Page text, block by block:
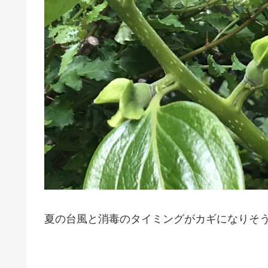
夏の台風と消毒のタイミングがカギになりそ